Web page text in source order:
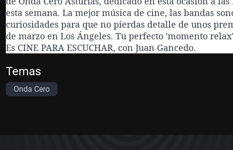
esta semana. La mejor música de cine, las bandas
curiosidades para que no pierdas detalle de unos
de marzo en Los Ángeles. Tu perfecto 'momento
Es CINE PARA ESCUCHAR, con Juan Gancedo.
Temas
Onda Cero